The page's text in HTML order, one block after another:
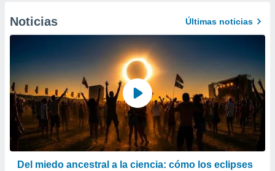
Noticias Últimas noticias
Del miedo ancestral a la ciencia: cómo los eclipses